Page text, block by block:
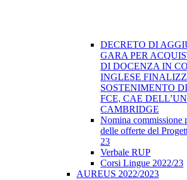
DECRETO DI
GARA PER
DI DOCENZA IN
INGLESE
SOSTENIMENTO
FCE, CAE
CAMBRIDGE
Nomina commissione
delle offerte del
23
Verbale RUP
Corsi Lingue 2022/23
AUREUS 2022/2023